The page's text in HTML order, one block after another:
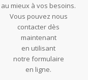
au mieux à vos besoins.
Vous pouvez nous
contacter dès
maintenant
en utilisant
notre formulaire
en ligne.